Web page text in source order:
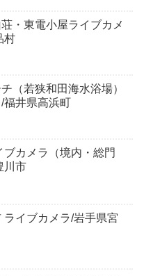
・東電小屋ライブカメ
村
（若狭和田海水浴場）
福井県高浜町
ブカメラ（境内・総門
川市
ライブカメラ/岩手県宮